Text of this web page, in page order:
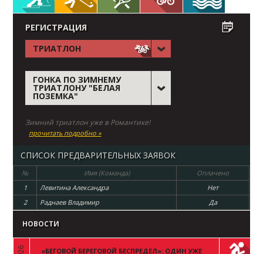
РЕГИСТРАЦИЯ
ТРИАТЛОН
ГОНКА ПО ЗИМНЕМУ
ТРИАТЛОНУ "БЕЛАЯ
ПОЗЕМКА"
Зимний триатлон уже в Романтике!
прочитать подробно »
СПИСОК ПРЕДВАРИТЕЛЬНЫХ ЗАЯВОК
№ Имя (Команда)
Оплачено
1
Левитина Александра
Нет
2
Раднаев Владимир Да
НОВОСТИ
«БЕГОВОЙ БЕРЕГОВОЙ БЕСПРЕДЕЛ»: ОДИН УЖЕ